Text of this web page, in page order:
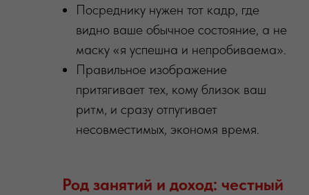
Посреднику нужен тот кадр, где
видно ваше обычное состояние, а не
маску «я успешна и непробиваема».
Правильное изображение
притягивает тех, кому близок ваш
ритм, и сразу отпугивает
несовместимых, экономя время.
Род занятий и доход: честный